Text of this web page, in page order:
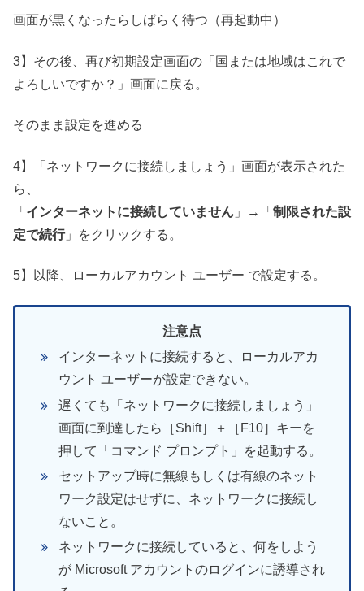
画面が黒くなったらしばらく待つ（再起動中）
3】その後、再び初期設定画面の「国または地域はこれで
よろしいですか？」画面に戻る。
そのまま設定を進める
4】「ネットワークに接続しましょう」画面が表示された
ら、
「 インターネットに接続していません 」→「 制限された設
定で続行」をクリックする。
5】以降、ローカルアカウント ユーザー で設定する。
注意点
インターネットに接続すると、ローカルアカ
ウント ユーザーが設定できない。
遅くても「ネットワークに接続しましょう」
画面に到達したら［Shift］＋［F10］キーを
押して「コマンド プロンプト」を起動する。
セットアップ時に無線もしくは有線のネット
ワーク設定はせずに、ネットワークに接続し
ないこと。
ネットワークに接続していると、何をしよう
が Microsoft アカウントのログインに誘導され